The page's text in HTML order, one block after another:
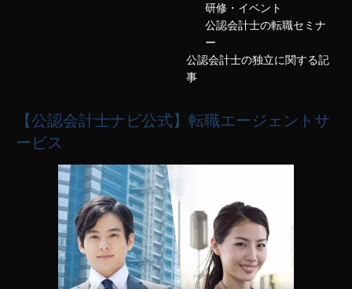
研修・イベント
公認会計士の転職セミナ
ー
公認会計士の独立に関する記
事
【公認会計士ナビ公式】転職エージェントサ
ービス